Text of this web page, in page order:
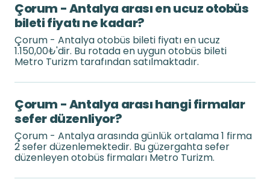
Çorum - Antalya arası en ucuz otobüs
bileti fiyatı ne kadar?
Çorum - Antalya otobüs bileti fiyatı en ucuz
1.150,00₺'dir. Bu rotada en uygun otobüs bileti
Metro Turizm tarafından satılmaktadır.
Çorum - Antalya arası hangi firmalar
sefer düzenliyor?
Çorum - Antalya arasında günlük ortalama 1 firma
2 sefer düzenlemektedir. Bu güzergahta sefer
düzenleyen otobüs firmaları Metro Turizm.